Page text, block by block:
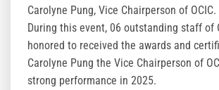
Carolyne Pung, Vice Chairperson of OCIC.
During this event, 06 outstanding staff of
honored to received the awards and
Carolyne Pung the Vice Chairperson of
strong performance in 2025.